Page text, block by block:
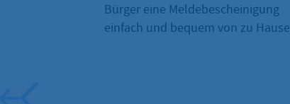
Bürger eine Meldebescheinigung
einfach und bequem von zu Hause